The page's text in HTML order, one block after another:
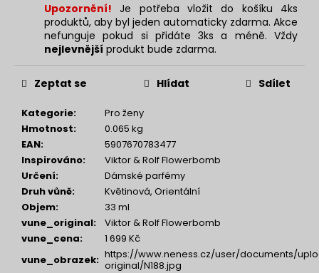
Upozornění! Je potřeba vložit do košíku 4ks
produktů, aby byl jeden automaticky zdarma. Akce
nefunguje pokud si přidáte 3ks a méně. Vždy
nejlevnější produkt bude zdarma.
Kategorie:
Pro ženy
Hmotnost:
0.065 kg
EAN:
5907670783477
Inspirováno:
Viktor & Rolf Flowerbomb
Určení:
Dámské parfémy
Druh vůně:
Květinová, Orientální
Objem:
33 ml
vune_original:
Viktor & Rolf Flowerbomb
vune_cena:
1 699 Kč
vune_obrazek: https://www.neness.cz/user/documents/
original/N188.jpg
Zeptat se Hlídat Sdílet